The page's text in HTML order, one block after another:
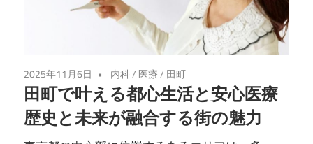
2025年11月6日 内科/ 医療/ 田町
田町で叶える都心生活と安心医療
歴史と未来が融合する街の魅力